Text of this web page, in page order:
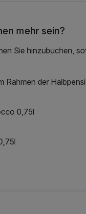
mehr sein?
Sie hinzubuchen,
Rahmen der
0,75l